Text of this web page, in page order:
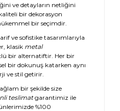
ve detayların netliğini
bir dekorasyon
bir seçimdir.
ve sofistike tasarımlarıyla
klasik metal
bir alternatiftir. Her bir
bir dokunuş katarken aynı
ve stil getirir.
bir şekilde size
teslimatgarantimiz ile
%100